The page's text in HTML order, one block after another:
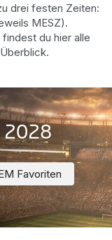
drei festen Zeiten:
MESZ).
du hier alle
2028
Favoriten